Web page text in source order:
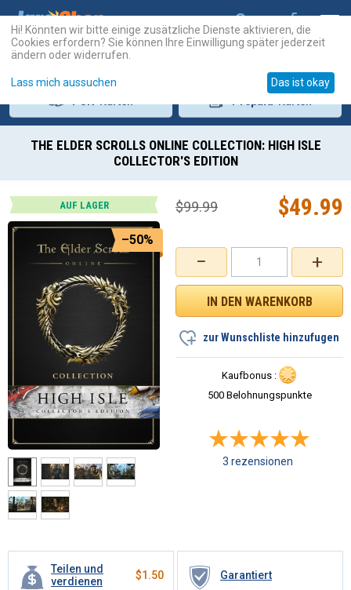
THE ELDER SCROLLS ONLINE COLLECTION: HIGH ISLE
COLLECTOR'S EDITION
AUF LAGER
–50%
Teilen und
verdienen
$1.50 Garantiert
+
−
$49.99
$99.99
zur Wunschliste hinzufugen
Kaufbonus :
500 Belohnungspunkte
3 rezensionen
Hi! Könnten wir bitte einige zusätzliche Dienste aktivieren, die
Cookies erfordern? Sie können Ihre Einwilligung später jederzeit
ändern oder widerrufen.
Lass mich aussuchen Das ist okay